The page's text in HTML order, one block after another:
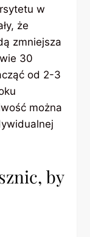
w
że
zmniejsza
30
od 2-3
można
by